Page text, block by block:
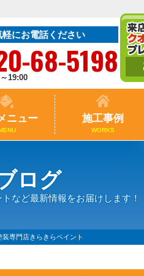
軽にお電話ください
68-5198
19:00
ニュー 施工事例
WORKS
ログ
など最新情報をお届けします！
専門店きらきらペイント